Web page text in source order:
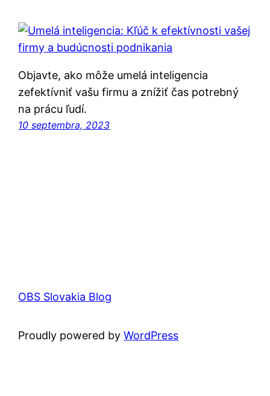
Objavte, ako môže umelá inteligencia
zefektívniť vašu firmu a znížiť čas potrebný
na prácu ľudí.
10 septembra, 2023
OBS Slovakia Blog
Proudly powered byWordPress